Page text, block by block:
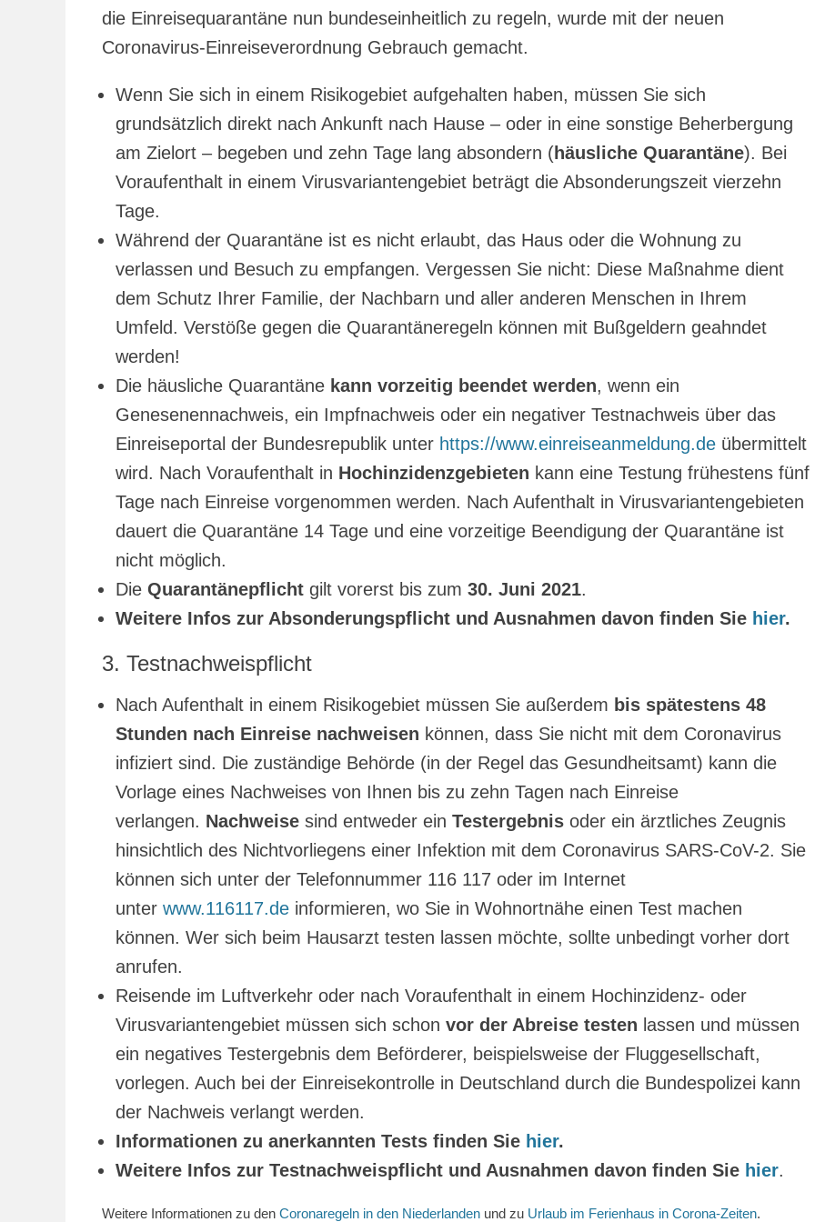
die Einreisequarantäne nun bundeseinheitlich zu regeln, wurde mit der neuen
Coronavirus-Einreiseverordnung Gebrauch gemacht.
Wenn Sie sich in einem Risikogebiet aufgehalten haben, müssen Sie sich
grundsätzlich direkt nach Ankunft nach Hause – oder in eine sonstige Beherbergung
am Zielort – begeben und zehn Tage lang absondern (häusliche Quarantäne). Bei
Voraufenthalt in einem Virusvariantengebiet beträgt die Absonderungszeit vierzehn
Tage.
Während der Quarantäne ist es nicht erlaubt, das Haus oder die Wohnung zu
verlassen und Besuch zu empfangen. Vergessen Sie nicht: Diese Maßnahme dient
dem Schutz Ihrer Familie, der Nachbarn und aller anderen Menschen in Ihrem
Umfeld. Verstöße gegen die Quarantäneregeln können mit Bußgeldern geahndet
werden!
Die häusliche Quarantäne kann vorzeitig beendet werden, wenn ein
Genesenennachweis, ein Impfnachweis oder ein negativer Testnachweis über das
Einreiseportal der Bundesrepublik unter https://www.einreiseanmeldung.de übermittelt
wird. Nach Voraufenthalt in Hochinzidenzgebieten kann eine Testung frühestens fünf
Tage nach Einreise vorgenommen werden. Nach Aufenthalt in Virusvariantengebieten
dauert die Quarantäne 14 Tage und eine vorzeitige Beendigung der Quarantäne ist
nicht möglich.
Die Quarantänepflicht gilt vorerst bis zum 30. Juni 2021.
Weitere Infos zur Absonderungspflicht und Ausnahmen davon finden Sie hier.
3. Testnachweispflicht
Nach Aufenthalt in einem Risikogebiet müssen Sie außerdem bis spätestens 48
Stunden nach Einreise nachweisen können, dass Sie nicht mit dem Coronavirus
infiziert sind. Die zuständige Behörde (in der Regel das Gesundheitsamt) kann die
Vorlage eines Nachweises von Ihnen bis zu zehn Tagen nach Einreise
verlangen. Nachweise sind entweder ein Testergebnis oder ein ärztliches Zeugnis
hinsichtlich des Nichtvorliegens einer Infektion mit dem Coronavirus SARS-CoV-2. Sie
können sich unter der Telefonnummer 116 117 oder im Internet
unter www.116117.de informieren, wo Sie in Wohnortnähe einen Test machen
können. Wer sich beim Hausarzt testen lassen möchte, sollte unbedingt vorher dort
anrufen.
Reisende im Luftverkehr oder nach Voraufenthalt in einem Hochinzidenz- oder
Virusvariantengebiet müssen sich schon vor der Abreise testen lassen und müssen
ein negatives Testergebnis dem Beförderer, beispielsweise der Fluggesellschaft,
vorlegen. Auch bei der Einreisekontrolle in Deutschland durch die Bundespolizei kann
der Nachweis verlangt werden.
Informationen zu anerkannten Tests finden Sie hier.
Weitere Infos zur Testnachweispflicht und Ausnahmen davon finden Sie hier.
Weitere Informationen zu den Coronaregeln in den Niederlanden und zu Urlaub im Ferienhaus in Corona-Zeiten.